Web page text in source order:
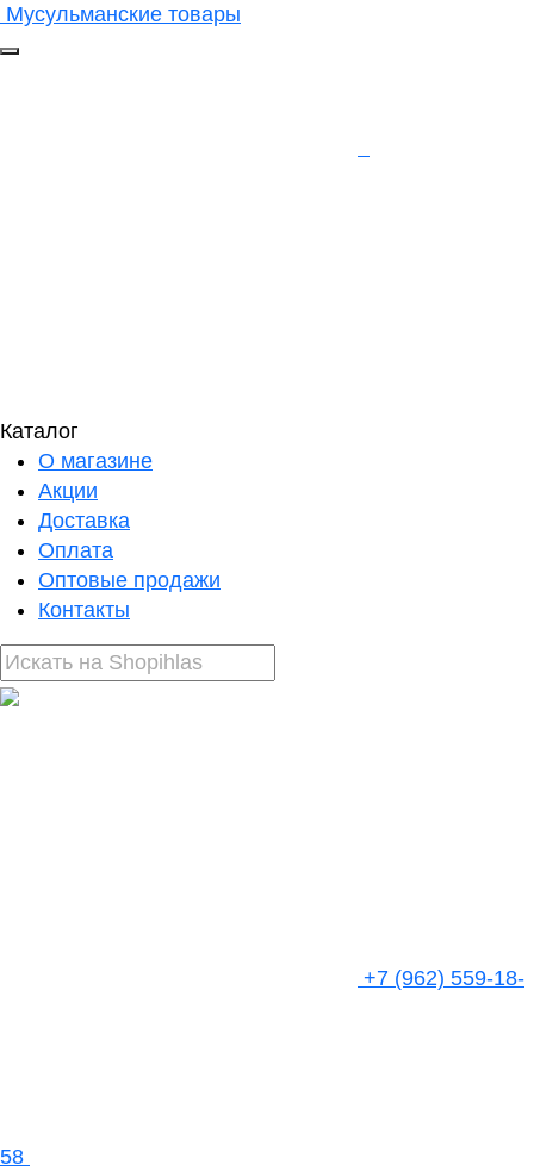
Мусульманские товары
Каталог
О магазине
Акции
Доставка
Оплата
Оптовые продажи
Контакты
+7 (962) 559-18-
58